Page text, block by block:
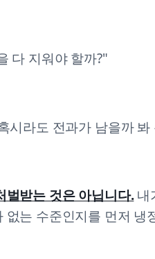
다 지워야 할까?"
시라도 전과가 남을까
벌받는 것은 아닙니다.내
는 수준인지를 먼저 냉